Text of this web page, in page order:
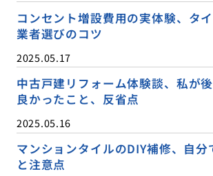
コンセント増設費用の実体験、タ
業者選びのコツ
2025.05.17
中古戸建リフォーム体験談、私が後
良かったこと、反省点
2025.05.16
マンションタイルのDIY補修、自分
と注意点